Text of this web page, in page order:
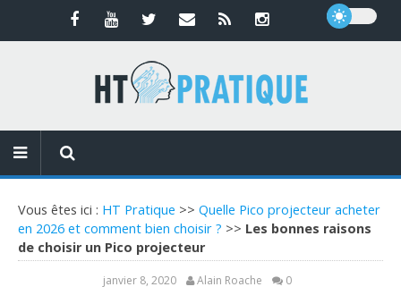
Vous êtes ici : HT Pratique >> Quelle Pico projecteur acheter
en 2026 et comment bien choisir ? >> Les bonnes raisons
de choisir un Pico projecteur
janvier 8, 2020 Alain Roache 0